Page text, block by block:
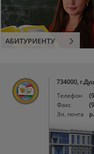
АБИТУРИЕНТУ
734000,
Телефон
Факс
Эл. почта